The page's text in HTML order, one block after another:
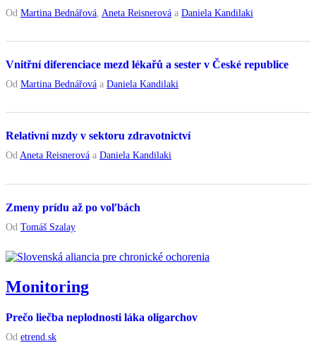
Od Martina Bednářová Aneta Reisnerová a Daniela Kandilaki
Vnitřní diferenciace mezd lékařů a sester v České republice
Od Martina Bednářová a Daniela Kandilaki
Relativní mzdy v sektoru zdravotnictví
OdAneta Reisnerová a Daniela Kandilaki
Zmeny prídu až po voľbách
Od Tomáš Szalay
Monitoring
Prečo liečba neplodnosti láka oligarchov
Od etrend.sk